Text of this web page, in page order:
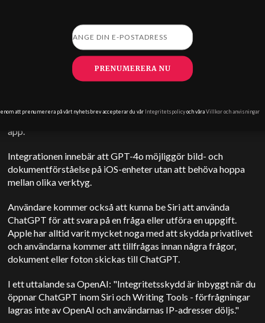
OpenAI-partnerskap
integreras i iOS-funktionaliteten snarare än som en fristående
app.
Integrationen innebär att GPT-4o möjliggör bild- och
dokumentförståelse på iOS-enheter utan att behöva hoppa
mellan olika verktyg.
Användare kommer också att kunna be Siri att använda
ChatGPT för att svara på en fråga eller utföra en uppgift.
Apple har alltid varit mycket noga med att skydda privatlivet
och användarna kommer att tillfrågas innan några frågor,
dokument eller foton skickas till ChatGPT.
I ett uttalande sa OpenAI: "Integritetsskydd är inbyggt när du
öppnar ChatGPT inom Siri och Writing Tools - förfrågningar
lagras inte av OpenAI och användarnas IP-adresser döljs."
PRENUMERERA NU
att prenumerera på vårt nyhetsbrev accepterar du vår Integritetspolicyoch våraVillkor och anvisningar